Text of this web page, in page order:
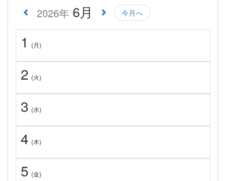
2026年 6月 今月へ
1 (月)
2 (火)
3 (水)
4 (木)
5 (金)